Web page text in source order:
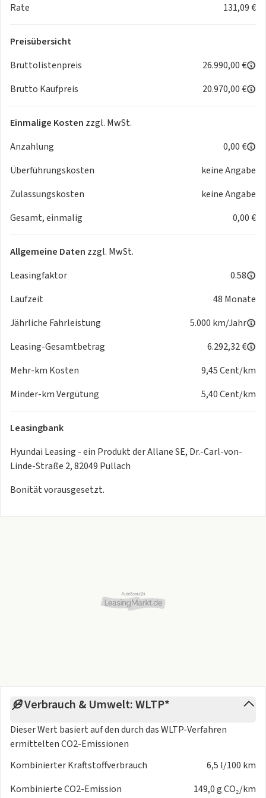
- 6 Lautsprecher
- Anti-Blockier-System (ABS)
- Antriebs-Schlupfregelung (TCS)
- Audio-Navigationssystem KIA (10.25) (Mobile Online
- Aussenspiegel Wagenfarbe
- Berganfahr-Assistent
- DAB-Tuner (Radioempfang digital)
- Dachspoiler
- Einparkhilfe hinten
- Elektr. Bremskraftverteilung (EBD)
- Fahrprofilauswahl (Drive Mode)
- Fensterheber elektrisch vorn + hinten
- Frontkollisionswarnung mit Fussgängererkennung
- Fussmatten
- Getriebe 6-Gang
- Heckscheibe heizbar
- Heckscheibenwischer
- Kopfstützen vorn verstellbar
- Kühlergrill Klavierlack
- Laderaumboden variabel
- Lenkrad heizbar
- Rückfahrkamera
- Schadstoffarm nach Abgasnorm Euro 6d-TEMP
- Schadstoffarm nach Abgasnorm Euro 6e
- Schalt-/Wählhebelgriff Leder
- Servolenkung elektronisch gesteuert
Rate 131,09 €
Preisübersicht
Bruttolistenpreis
26.990,00 €
Brutto Kaufpreis
20.970,00 €
Einmalige Kosten zzgl. MwSt.
Anzahlung
0,00 €
Überführungskosten
keine Angabe
Zulassungskosten
keine Angabe
Gesamt, einmalig
0,00 €
Allgemeine Daten zzgl. MwSt.
Leasingfaktor
0.58
Laufzeit
48 Monate
Jährliche Fahrleistung
5.000 km/Jahr
Leasing-Gesamtbetrag
6.292,32 €
Mehr-km Kosten
9,45 Cent/km
Minder-km Vergütung
5,40 Cent/km
Leasingbank
Hyundai Leasing - ein Produkt der Allane SE, Dr.-Carl-von-
Linde-Straße 2, 82049 Pullach
Bonität vorausgesetzt.
Verbrauch & Umwelt: WLTP*
Dieser Wert basiert auf den durch dasWLTP-Verfahren
ermittelten CO2-Emissionen
Kombinierter Kraftstoffverbrauch
6,5 l/100 km
Kombinierte CO2-Emission
149,0 g CO₂/km